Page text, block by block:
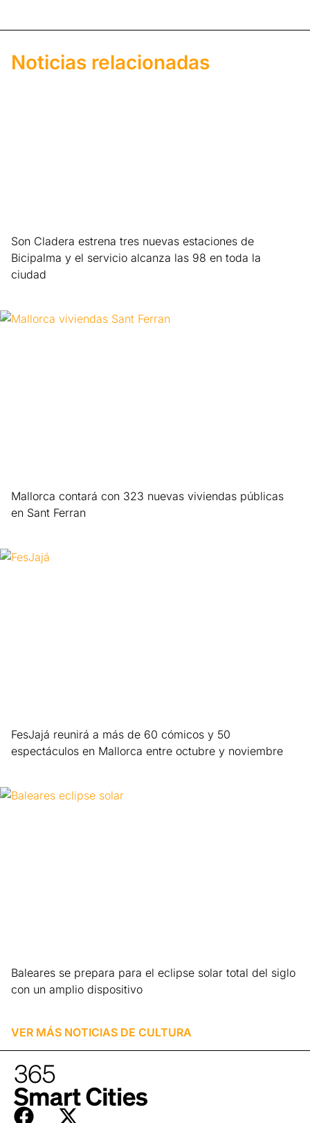
Noticias relacionadas
Son Cladera estrena tres nuevas estaciones de
Bicipalma y el servicio alcanza las 98 en toda la
ciudad
Mallorca contará con 323 nuevas viviendas públicas
en Sant Ferran
FesJajá reunirá a más de 60 cómicos y 50
espectáculos en Mallorca entre octubre y noviembre
Baleares se prepara para el eclipse solar total del siglo
con un amplio dispositivo
VER MÁS NOTICIAS DE CULTURA